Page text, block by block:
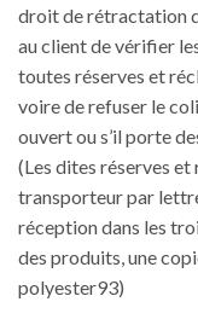
droit de rétractation
au client de vérifier
toutes réserves et
voire de refuser le
ouvert ou s’il porte
(Les dites réserves
transporteur par
réception dans les
des produits, une
polyester93)